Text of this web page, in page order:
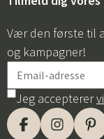
Vær den første til
og kampagner!
Jeg accepterer